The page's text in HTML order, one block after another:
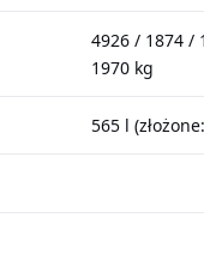
4926 / 1874 /
1970 kg
565 l